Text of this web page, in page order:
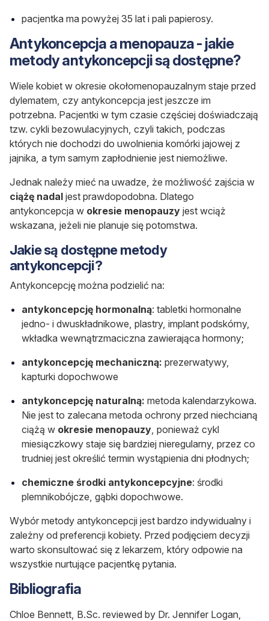
pacjentka ma powyżej 35 lat i pali papierosy.
Antykoncepcja a menopauza - jakie
metody antykoncepcji są dostępne?
Wiele kobiet w okresie okołomenopauzalnym staje przed
dylematem, czy antykoncepcja jest jeszcze im
potrzebna. Pacjentki w tym czasie częściej doświadczają
tzw. cykli bezowulacyjnych, czyli takich, podczas
których nie dochodzi do uwolnienia komórki jajowej z
jajnika, a tym samym zapłodnienie jest niemożliwe.
Jednak należy mieć na uwadze, że możliwość zajścia w
ciążę nadal jest prawdopodobna. Dlatego
antykoncepcja w okresie menopauzy jest wciąż
wskazana, jeżeli nie planuje się potomstwa.
Jakie są dostępne metody
antykoncepcji?
Antykoncepcję można podzielić na:
antykoncepcję hormonalną: tabletki hormonalne
jedno- i dwuskładnikowe, plastry, implant podskórny,
wkładka wewnątrzmaciczna zawierająca hormony;
antykoncepcję mechaniczną: prezerwatywy,
kapturki dopochwowe
antykoncepcję naturalną: metoda kalendarzykowa.
Nie jest to zalecana metoda ochrony przed niechcianą
ciążą w okresie menopauzy , ponieważ cykl
miesiączkowy staje się bardziej nieregularny, przez co
trudniej jest określić termin wystąpienia dni płodnych;
chemiczne środki antykoncepcyjne: środki
plemnikobójcze, gąbki dopochwowe.
Wybór metody antykoncepcji jest bardzo indywidualny i
zależny od preferencji kobiety. Przed podjęciem decyzji
warto skonsultować się z lekarzem, który odpowie na
wszystkie nurtujące pacjentkę pytania.
Bibliografia
Chloe Bennett, B.Sc. reviewed by Dr. Jennifer Logan,